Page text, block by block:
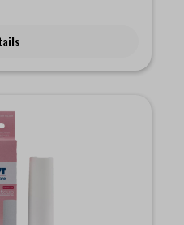
der BWT bestcup PREMIUM
von Kalziumsulfat (Gips)
Wasser ohne
das Wasser zusätzlich mit
Crema.Filterkapazität bei